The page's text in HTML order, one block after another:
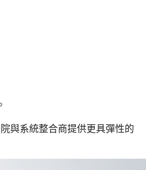
與系統整合商提供更具彈性的